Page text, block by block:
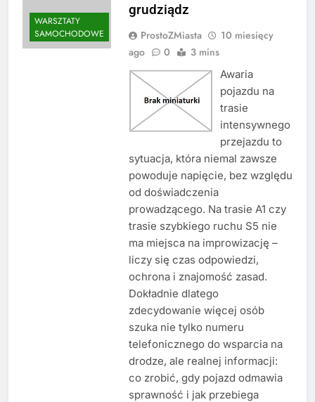
WARSZTATY
SAMOCHODOWE
grudziądz
ProstoZMiasta
10 miesięcy
ago
0 3 mins
Awaria
pojazdu na
trasie
intensywnego
przejazdu to
sytuacja, która niemal zawsze
powoduje napięcie, bez względu
od doświadczenia
prowadzącego. Na trasie A1 czy
trasie szybkiego ruchu S5 nie
ma miejsca na improwizację –
liczy się czas odpowiedzi,
ochrona i znajomość zasad.
Dokładnie dlatego
zdecydowanie więcej osób
szuka nie tylko numeru
telefonicznego do wsparcia na
drodze, ale realnej informacji:
co zrobić, gdy pojazd odmawia
sprawność i jak przebiega